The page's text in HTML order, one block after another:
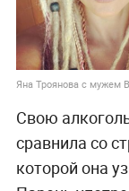
Яна Троянова с мужем
Свою
сравнила со
которой она